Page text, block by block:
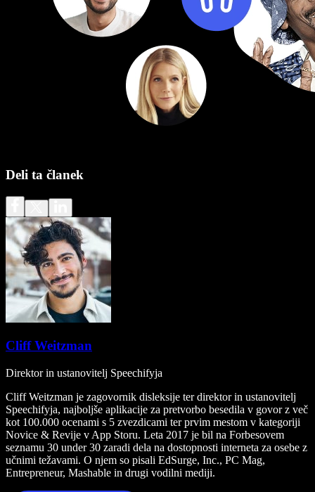
Deli ta članek
Cliff Weitzman
Direktor in ustanovitelj Speechifyja
Cliff Weitzman je zagovornik disleksije ter direktor in ustanovitelj
Speechifyja, najboljše aplikacije za pretvorbo besedila v govor z več
kot 100.000 ocenami s 5 zvezdicami ter prvim mestom v kategoriji
Novice & Revije v App Storu. Leta 2017 je bil na Forbesovem
seznamu 30 under 30 zaradi dela na dostopnosti interneta za osebe z
učnimi težavami. O njem so pisali EdSurge, Inc., PC Mag,
Entrepreneur, Mashable in drugi vodilni mediji.